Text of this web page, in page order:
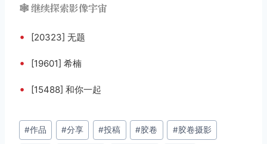
🕸️ 继续探索影像宇宙
• [20323] 无题
• [19601] 希楠
• [15488] 和你一起
文
章
#作品 #分享 #投稿 #胶卷 #胶卷摄影